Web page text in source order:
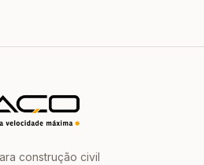
construção civil